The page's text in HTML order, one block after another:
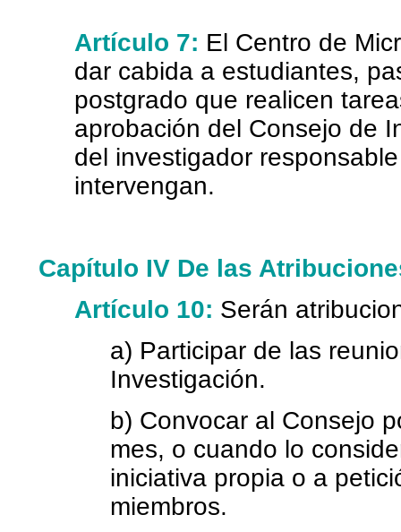
Artículo 7: El Centro de
dar cabida a estudiantes,
postgrado que realicen
aprobación del Consejo de
del investigador
intervengan.
Capítulo IV De las
Artículo 10: Serán
a) Participar de las
Investigación.
b) Convocar al Consejo
mes, o cuando lo
iniciativa propia o a
miembros.